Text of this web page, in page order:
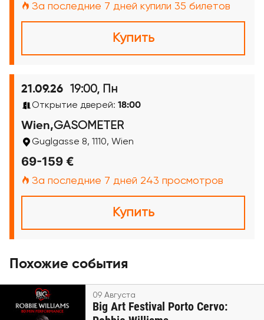
За последние 7 дней купили 35 билетов
Купить
21.09.26 19:00, Пн
Открытие дверей: 18:00
Wien,GASOMETER
Guglgasse 8, 1110, Wien
69-159 €
За последние 7 дней 243 просмотров
Купить
Похожие события
09 Августа
Big Art Festival Porto Cervo: